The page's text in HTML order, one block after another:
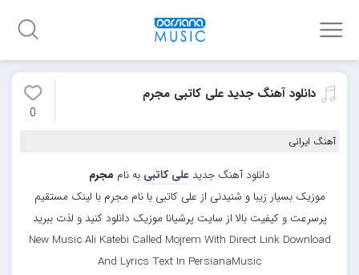
دانلود آهنگ جدید علی کاتبی مجرم
0
آهنگ ایرانی
دانلود آهنگ جدید علی کاتبی به نام مجرم
موزیک بسیار زیبا و شنیدنی از علی کاتبی با نام مجرم با لینک مستقیم
پرسرعت و کیفیت بالا از سایت پرشیانا موزیک دانلود کنید و لذت ببرید
New Music Ali Katebi Called Mojrem With Direct Link Download
And Lyrics Text In PersianaMusic